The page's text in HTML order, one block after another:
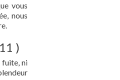
vous
nous
)
fuite, ni